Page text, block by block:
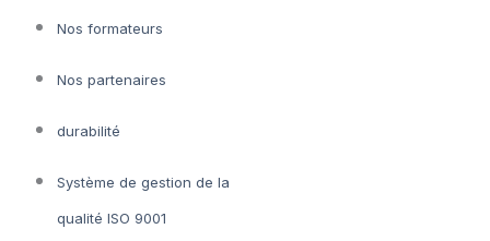
Nos formateurs
Nos partenaires
durabilité
Système de gestion de la
qualité ISO 9001